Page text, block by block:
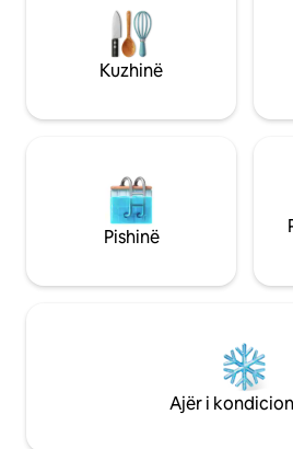
qendër të qytetit dhe pranë të gjitha
transportit publik. Jam rritur në
Barcelonë dhe do të jem më shumë
lumtur të të jap këshilla ose këshilla.
Kuzhinë
Pishinë
Ajër i